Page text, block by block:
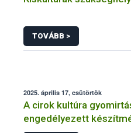
TOVÁBB >
2025. április 17, csütörtök
A cirok kultúra
engedélyezett